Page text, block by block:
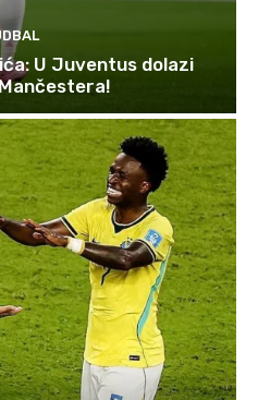
U Juventus dolazi